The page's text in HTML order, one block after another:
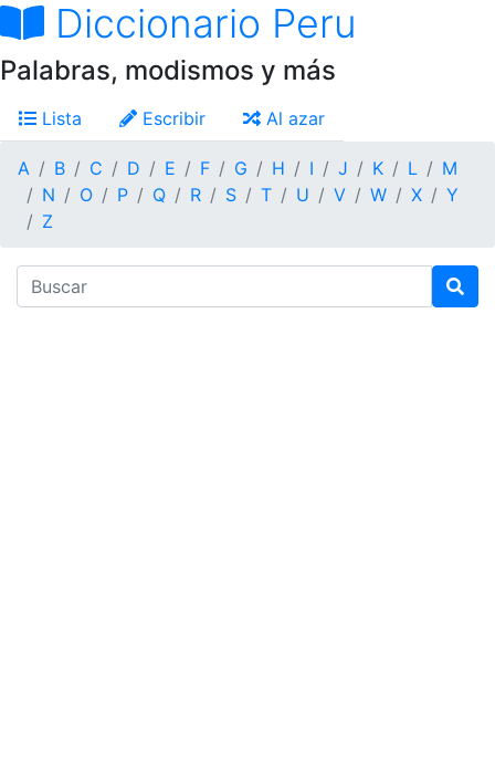
Diccionario Peru
Palabras, modismos y más
Lista Escribir Al azar
A B C D E F G H I J K L
M
N
O P Q R S T U V W X
Y
Z